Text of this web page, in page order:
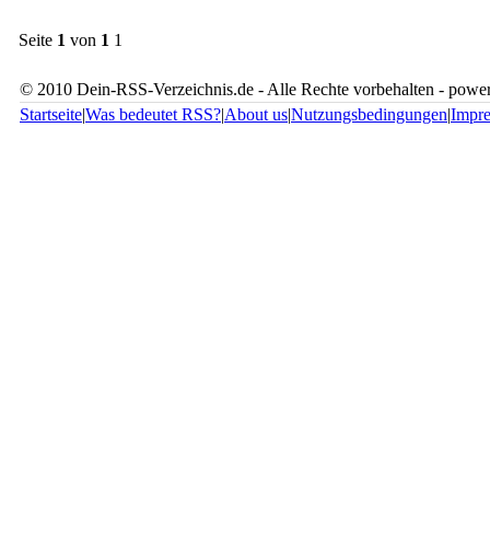
Seite 1 von 1 1
© 2010 Dein-RSS-Verzeichnis.de - Alle Rechte vorbehalten -
Startseite|Was bedeutet RSS?|About us|Nutzungsbedingungen|